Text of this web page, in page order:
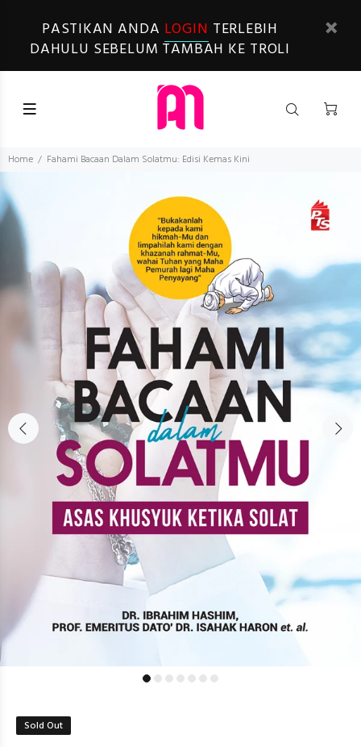
PASTIKAN ANDA LOGIN TERLEBIH
DAHULU SEBELUM TAMBAH KE TROLI
Home Fahami Bacaan Dalam Solatmu: Edisi Kemas Kini
Sold Out